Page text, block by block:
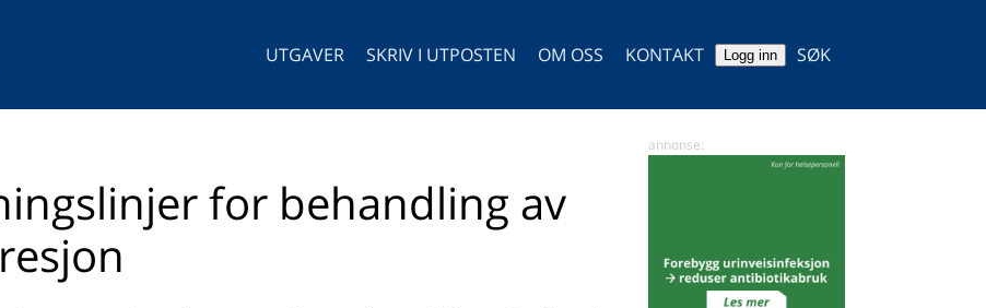
UTGAVER SKRIV I UTPOSTEN OM OSS KONTAKT Logg inn SØK
for behandling av